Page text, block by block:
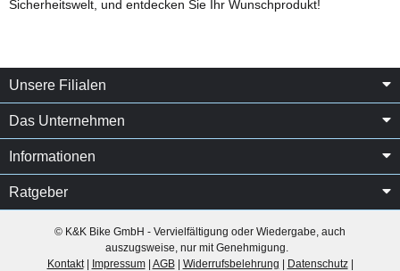
Sicherheitswelt, und entdecken Sie Ihr Wunschprodukt!
Unsere Filialen
Das Unternehmen
Informationen
Ratgeber
© K&K Bike GmbH - Vervielfältigung oder Wiedergabe, auch
auszugsweise, nur mit Genehmigung.
Kontakt| Impressum| AGB| Widerrufsbelehrung Datenschutz|